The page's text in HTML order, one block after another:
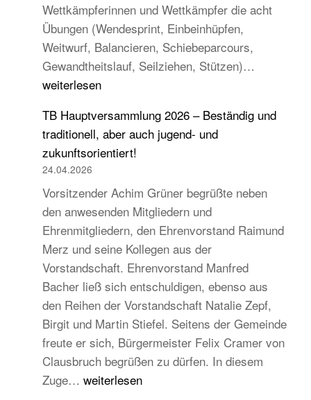
Wettkämpferinnen und Wettkämpfer die acht
Übungen (Wendesprint, Einbeinhüpfen,
Weitwurf, Balancieren, Schiebeparcours,
Gewandtheitslauf, Seilziehen, Stützen)…
beim
des
weiterlesen
TB Hauptversammlung 2026 – Beständig und
traditionell, aber auch jugend- und
zukunftsorientiert!
24.04.2026
Vorsitzender Achim Grüner begrüßte neben
den anwesenden Mitgliedern und
Ehrenmitgliedern, den Ehrenvorstand Raimund
Merz und seine Kollegen aus der
Vorstandschaft. Ehrenvorstand Manfred
Bacher ließ sich entschuldigen, ebenso aus
den Reihen der Vorstandschaft Natalie Zepf,
Birgit und Martin Stiefel. Seitens der Gemeinde
freute er sich, Bürgermeister Felix Cramer von
Clausbruch begrüßen zu dürfen. In diesem
Zuge… TB
weiterlesen